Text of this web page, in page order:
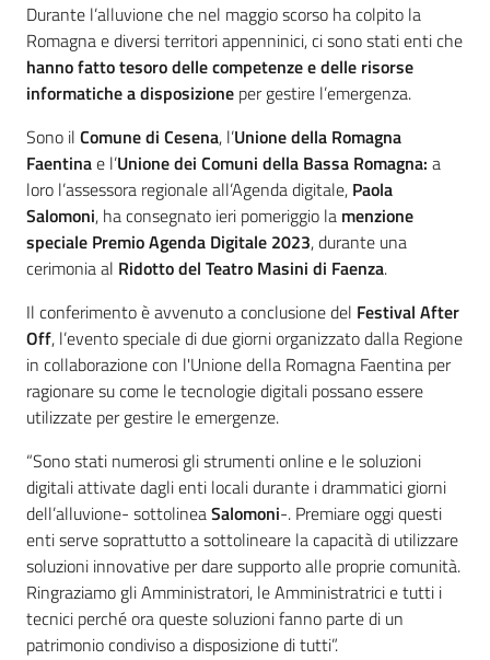
Durante l’alluvione che nel maggio scorso ha colpito la
Romagna e diversi territori appenninici, ci sono stati enti che
hanno fatto tesoro delle competenze e delle risorse
informatiche a disposizione per gestire l’emergenza.
Sono il Comune di Cesena, l’Unione della Romagna
Faentinae l’Unione dei Comuni della Bassa Romagna: a
loro l’assessora regionale all’Agenda digitale, Paola
Salomoni, ha consegnato ieri pomeriggio la menzione
speciale Premio Agenda Digitale 2023, durante una
cerimonia al Ridotto del Teatro Masini di Faenza.
Il conferimento è avvenuto a conclusione del Festival After
Off, l’evento speciale di due giorni organizzato dalla Regione
in collaborazione con l'Unione della Romagna Faentina per
ragionare su come le tecnologie digitali possano essere
utilizzate per gestire le emergenze.
“Sono stati numerosi gli strumenti online e le soluzioni
digitali attivate dagli enti locali durante i drammatici giorni
dell’alluvione- sottolineaSalomoni-. Premiare oggi questi
enti serve soprattutto a sottolineare la capacità di utilizzare
soluzioni innovative per dare supporto alle proprie comunità.
Ringraziamo gli Amministratori, le Amministratrici e tutti i
tecnici perché ora queste soluzioni fanno parte di un
patrimonio condiviso a disposizione di tutti”.